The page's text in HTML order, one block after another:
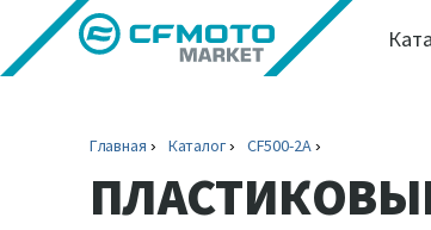
Главная Каталог CF500-2A